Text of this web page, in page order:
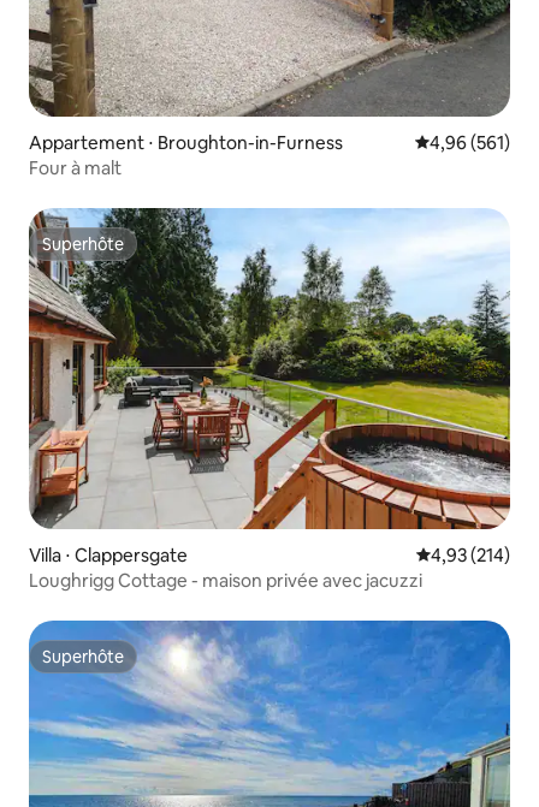
Appartement ⋅ Broughton-in-Furness Évaluation
4,96 (561)
Four à malt
Superhôte
Superhôte
Villa ⋅ Clappersgate Évaluation
4,93 (214)
Loughrigg Cottage - maison privée avec jacuzzi
Superhôte
Superhôte